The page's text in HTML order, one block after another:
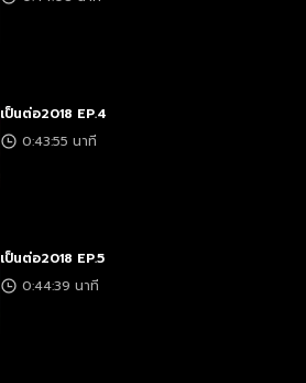
เป็นต่อ2018 EP.4
0:43:55 นาที
เป็นต่อ2018 EP.5
0:44:39 นาที